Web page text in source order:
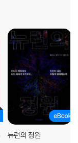
뉴런의 정원